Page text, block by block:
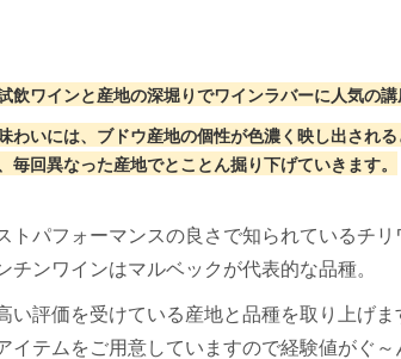
飲ワインと産地の深堀りでワインラバーに人気の
わいには、ブドウ産地の個性が色濃く映し出され
毎回異なった産地でとことん掘り下げていきます。
トパフォーマンスの良さで知られているチ
チンワインはマルベックが代表的な品種。
い評価を受けている産地と品種を取り上げ
イテムをご用意していますので経験値がぐ～